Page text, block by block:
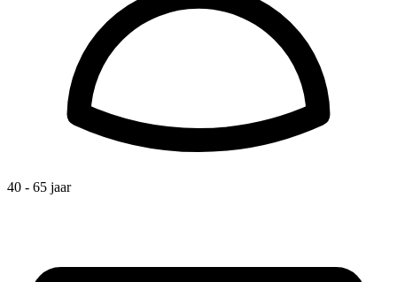
40 - 65 jaar